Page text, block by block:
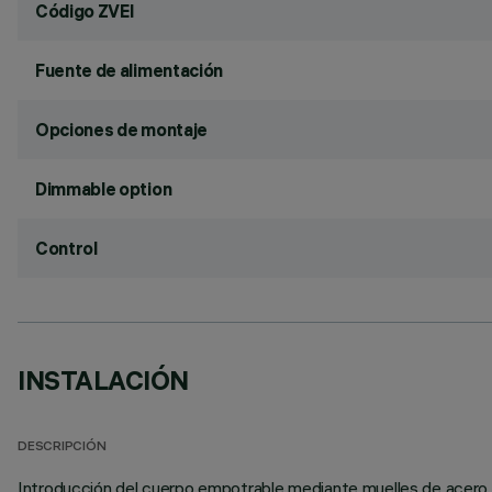
Código ZVEI
Fuente de alimentación
Opciones de montaje
Dimmable option
Control
INSTALACIÓN
DESCRIPCIÓN
Introducción del cuerpo empotrable mediante muelles de